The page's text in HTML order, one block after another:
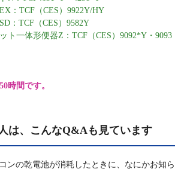
：TCF（CES）9922Y/HY
：TCF（CES）9582Y
ト一体形便器Z：TCF（CES）9092*Y・9093
時間です。
は、こんなQ&Aも見ています
ンの乾電池が消耗したときに、なにかお知ら